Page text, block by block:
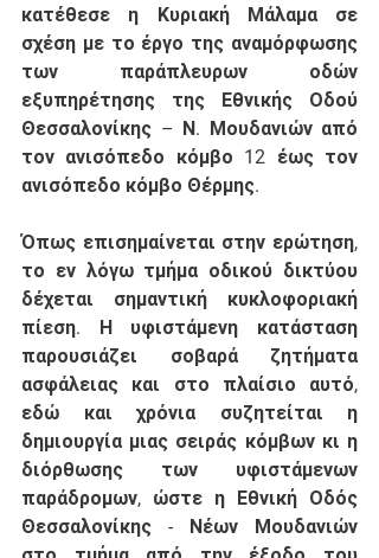
κατέθεσε η Κυριακή Μάλαμα σε
σχέση με το έργο της αναμόρφωσης
των παράπλευρων οδών
εξυπηρέτησης της Εθνικής Οδού
Θεσσαλονίκης – Ν. Μουδανιών από
τον ανισόπεδο κόμβο 12 έως τον
ανισόπεδο κόμβο Θέρμης.
Όπως επισημαίνεται στην ερώτηση,
το εν λόγω τμήμα οδικού δικτύου
δέχεται σημαντική κυκλοφοριακή
πίεση. Η υφιστάμενη κατάσταση
παρουσιάζει σοβαρά ζητήματα
ασφάλειας και στο πλαίσιο αυτό,
εδώ και χρόνια συζητείται η
δημιουργία μιας σειράς κόμβων κι η
διόρθωσης των υφιστάμενων
παράδρομων, ώστε η Εθνική Οδός
Θεσσαλονίκης - Νέων Μουδανιών